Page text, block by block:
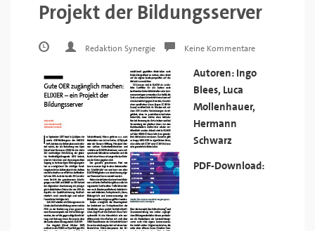
Projekt der Bildungsserver
Redaktion Synergie Keine Kommentare
Autoren: Ingo
Blees, Luca
Mollenhauer,
Hermann
Schwarz
PDF-Download: